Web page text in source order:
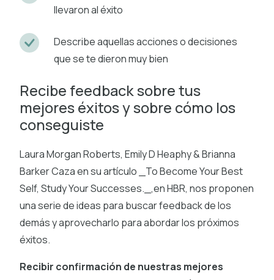
llevaron al éxito
Describe aquellas acciones o decisiones
que se te dieron muy bien
Recibe feedback sobre tus
mejores éxitos y sobre cómo los
conseguiste
Laura Morgan Roberts, Emily D Heaphy & Brianna
Barker Caza en su artículo _To Become Your Best
Self, Study Your Successes._,en HBR, nos proponen
una serie de ideas para buscar feedback de los
demás y aprovecharlo para abordar los próximos
éxitos.
Recibir confirmación de nuestras mejores